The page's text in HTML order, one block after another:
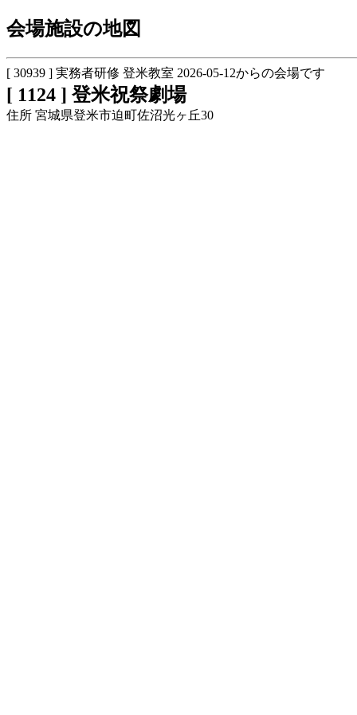
会場施設の地図
[ 30939 ] 実務者研修 登米教室 2026-05-12からの会場です
[ 1124 ] 登米祝祭劇場
住所 宮城県登米市迫町佐沼光ヶ丘30